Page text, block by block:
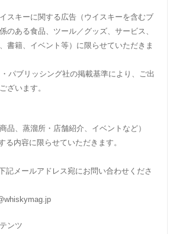
スキーに関する広告（ウイスキーを含むブ
のある食品、ツール／グッズ、サービス、
書籍、イベント等）に限らせていただきま
パブリッシング社の掲載基準により、ご出
ざいます。
品、蒸溜所・店舗紹介、イベントなど）
内容に限らせていただきます。
記メールアドレス宛にお問い合わせくださ
ンツ